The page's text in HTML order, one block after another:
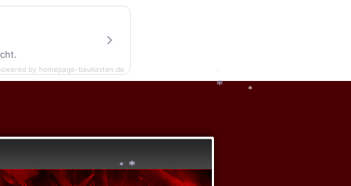
by homepage-baukasten.de
*
*